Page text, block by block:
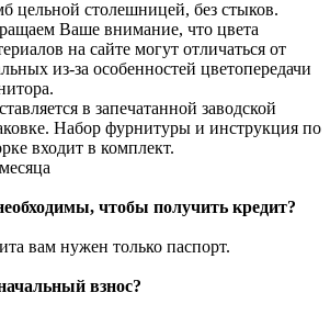
цельной столешницей, без стыков.
Ваше внимание, что цвета
на сайте могут отличаться от
из-за особенностей цветопередачи
в запечатанной заводской
Набор фурнитуры и инструкция по
входит в комплект.
чтобы получить кредит?
вам нужен только паспорт.
взнос?